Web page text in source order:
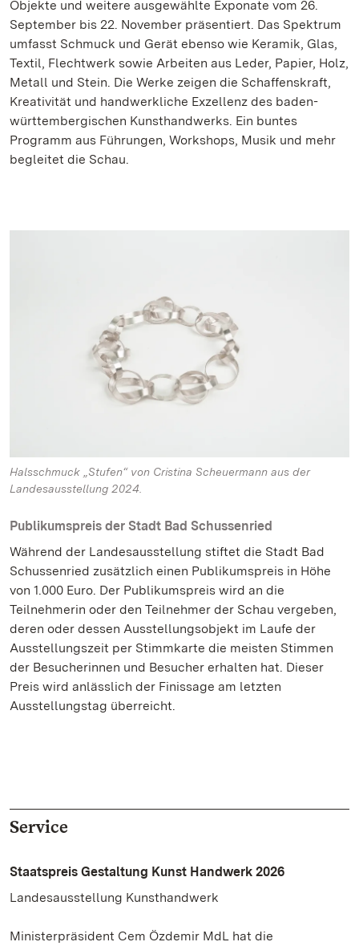
Objekte und weitere ausgewählte Exponate vom 26.
September bis 22. November präsentiert. Das Spektrum
umfasst Schmuck und Gerät ebenso wie Keramik, Glas,
Textil, Flechtwerk sowie Arbeiten aus Leder, Papier, Holz,
Metall und Stein. Die Werke zeigen die Schaffenskraft,
Kreativität und handwerkliche Exzellenz des baden-
württembergischen Kunsthandwerks. Ein buntes
Programm aus Führungen, Workshops, Musik und mehr
begleitet die Schau.
Halsschmuck „Stufen“ von Cristina Scheuermann aus der
Landesausstellung 2024.
Publikumspreis der Stadt Bad Schussenried
Während der Landesausstellung stiftet die Stadt Bad
Schussenried zusätzlich einen Publikumspreis in Höhe
von 1.000 Euro. Der Publikumspreis wird an die
Teilnehmerin oder den Teilnehmer der Schau vergeben,
deren oder dessen Ausstellungsobjekt im Laufe der
Ausstellungszeit per Stimmkarte die meisten Stimmen
der Besucherinnen und Besucher erhalten hat. Dieser
Preis wird anlässlich der Finissage am letzten
Ausstellungstag überreicht.
Service
Staatspreis Gestaltung Kunst Handwerk 2026
Landesausstellung Kunsthandwerk
Ministerpräsident Cem Özdemir MdL hat die